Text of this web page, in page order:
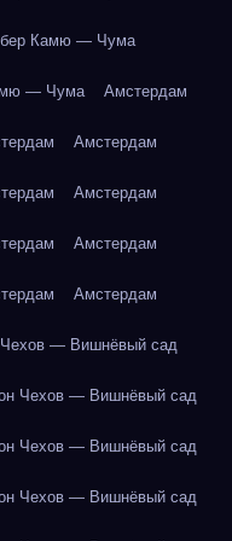
Камю — Чума
— Чума Амстердам
Амстердам
Амстердам
Амстердам
Амстердам
— Вишнёвый сад
Чехов — Вишнёвый сад
Чехов — Вишнёвый сад
Чехов — Вишнёвый сад